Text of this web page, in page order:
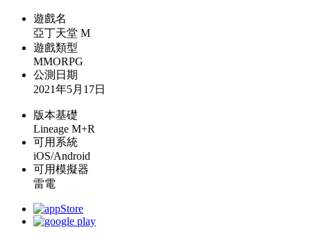
遊戲名
亞丁天堂 M
遊戲類型
MMORPG
公測日期
2021年5月17日
版本基礎
Lineage M+R
可用系統
iOS/Android
可用模擬器
雷電